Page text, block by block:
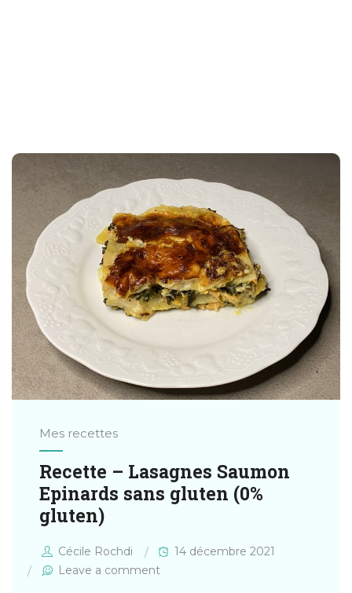
Mes recettes
Recette – Lasagnes Saumon
Epinards sans gluten (0%
gluten)
Cécile Rochdi
14 décembre 2021
Leave a comment